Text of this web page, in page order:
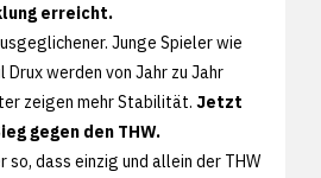
erreicht.
Junge Spieler wie
Drux werden von Jahr zu Jahr
zeigen mehr Stabilität. Jetzt
gegen den THW.
so, dass einzig und allein der THW